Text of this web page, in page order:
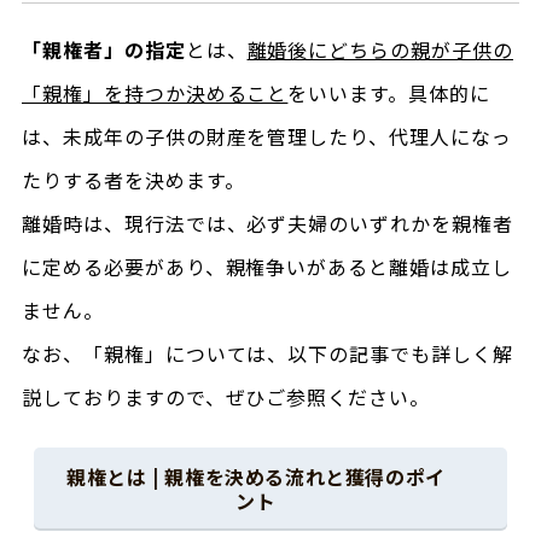
「親権者」の指定とは、 離婚後にどちらの親が子供の
「親権」を持つか決めること をいいます。具体的に
は、未成年の子供の財産を管理したり、代理人になっ
たりする者を決めます。
離婚時は、現行法では、必ず夫婦のいずれかを親権者
に定める必要があり、親権争いがあると離婚は成立し
ません。
なお、「親権」については、以下の記事でも詳しく解
説しておりますので、ぜひご参照ください。
親権とは | 親権を決める流れと獲得のポイ
ント